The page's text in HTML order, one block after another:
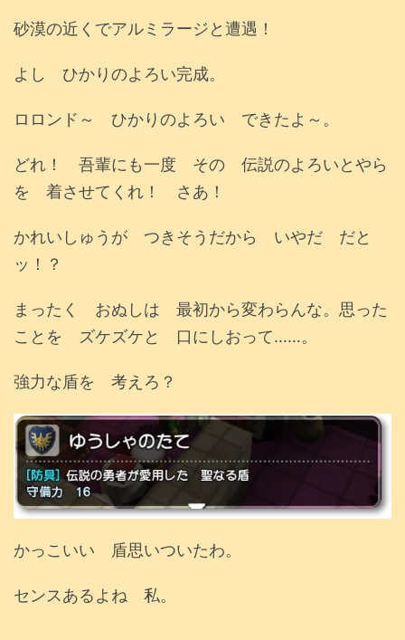
砂漠の近くでアルミラージと遭遇！
よし ひかりのよろい完成。
ロロンド～ ひかりのよろい できたよ～。
どれ！ 吾輩にも一度 その 伝説のよろいとやら
を 着させてくれ！ さあ！
かれいしゅうが つきそうだから いやだ だと
ッ！？
まったく おぬしは 最初から変わらんな。思った
ことを ズケズケと 口にしおって……。
強力な盾を 考えろ？
かっこいい 盾思いついたわ。
センスあるよね 私。